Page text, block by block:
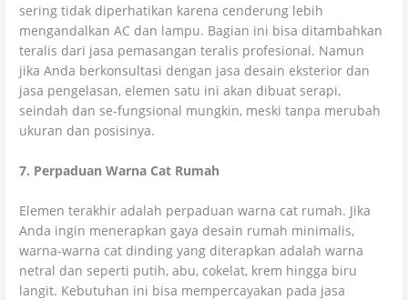
sering tidak diperhatikan karena cenderung lebih
mengandalkan AC dan lampu. Bagian ini bisa ditambahkan
teralis dari jasa pemasangan teralis profesional. Namun
jika Anda berkonsultasi dengan jasa desain eksterior dan
jasa pengelasan, elemen satu ini akan dibuat serapi,
seindah dan se-fungsional mungkin, meski tanpa merubah
ukuran dan posisinya.
7. Perpaduan Warna Cat Rumah
Elemen terakhir adalah perpaduan warna cat rumah. Jika
Anda ingin menerapkan gaya desain rumah minimalis,
warna-warna cat dinding yang diterapkan adalah warna
netral dan seperti putih, abu, cokelat, krem hingga biru
langit. Kebutuhan ini bisa mempercayakan pada jasa